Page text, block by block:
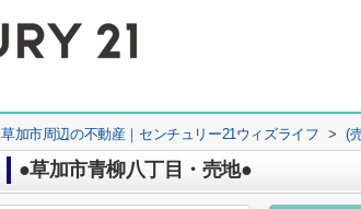
草加市周辺の不動産｜センチュリー21ウィズライフ > (
●草加市青柳八丁目・売地●